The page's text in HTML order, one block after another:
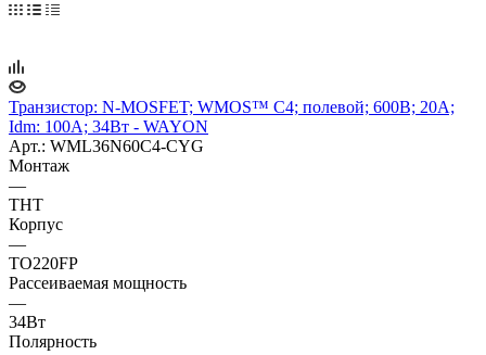
Транзистор: N-MOSFET; WMOS™ C4; полевой; 600В; 20А;
Idm: 100А; 34Вт - WAYON
Арт.: WML36N60C4-CYG
Монтаж
—
THT
Корпус
—
TO220FP
Рассеиваемая мощность
—
34Вт
Полярность